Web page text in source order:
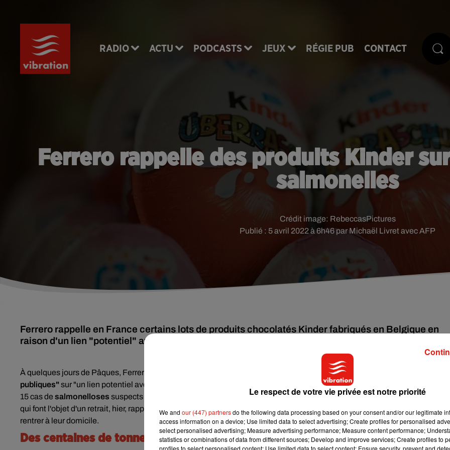
RADIO ACTU PODCASTS JEUX RÉGIE PUB CONTACT
Ferrero rappelle des produits Kinder
salmonelles
Publié : 5 avril 2022 à 6h46 par Michaël Livret avec AFP
Crédit image: RebeccasPictures
Ferrero rappelle en France certains lots de produits chocolatés Kinder fabriqués en Belgique en
raison d'un lien "potentiel" avec des cas de salmonelle, a indiqué lundi le groupe italien.
À quelques jours de Pâques, Ferrero rappelle des centaines de tonnes de chocolats.
"Ferrero collabore avec les autorités
publiques"sur "un lien potentiel avec des cas de salmonelle signalés", indique l'entreprise dans un communiqué. Au moins
15 cas de salmonelloses suspects ont été recensés en France, chez des personnes ayant consommé des produitsKinder
qui font l'objet d'un retrait, hier, rapporte la Direction générale de la santé. Huit personnes ont été hospitalisées avant de
rentrer à leur domicile.
Des centaines de tonnes de chocolats
Le respect de votre vie privée est notre priorité
We and our (447) partnersdo the following data processing based on your consent and/or our legitimate
access information on a device; Use limited data to select advertising; Create profiles for personalised
select personalised advertising; Measure advertising performance; Measure content performance;
statistics or combinations of data from different sources; Develop and improve services; Create profiles to
profiles to select personalised content; Use limited data to select content; Ensure security, prevent and